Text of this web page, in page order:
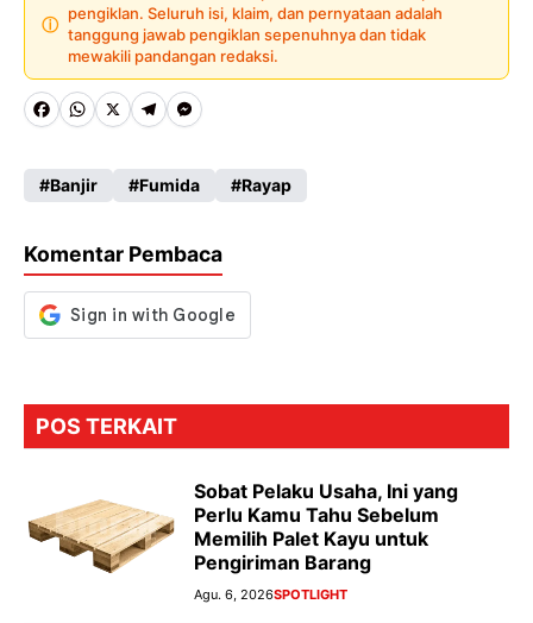
ⓘ
pengiklan. Seluruh isi, klaim, dan pernyataan adalah
tanggung jawab pengiklan sepenuhnya dan tidak
mewakili pandangan redaksi.
Fa
b
o
k
W
ts
p
p
X
Te
gr
m
M
se
g
er
Banjir Fumida Rayap
Komentar Pembaca
POS TERKAIT
Sobat Pelaku Usaha, Ini yang
Perlu Kamu Tahu Sebelum
Memilih Palet Kayu untuk
Pengiriman Barang
Agu. 6, 2026SPOTLIGHT